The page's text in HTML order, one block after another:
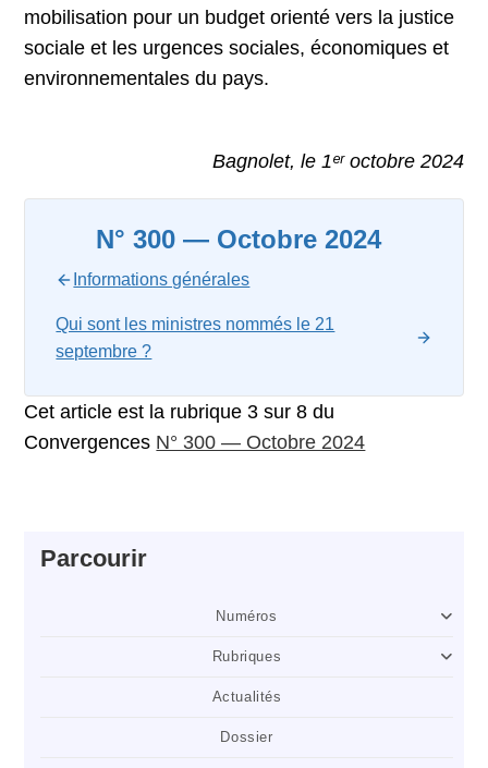
mobilisation pour un budget orienté vers la justice
sociale et les urgences sociales, économiques et
environnementales du pays.
Bagnolet, le 1ᵉʳ octobre 2024
N° 300 — Octobre 2024
Informations générales
Qui sont les ministres nommés le 21
septembre ?
Cet article est la rubrique 3 sur 8 du
Convergences N° 300 — Octobre 2024
Parcourir
Numéros
Rubriques
Actualités
Dossier